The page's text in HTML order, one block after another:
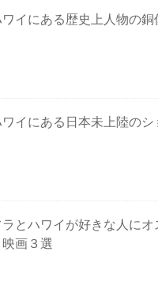
イにある歴史上人物の銅
イにある日本未上陸のシ
ラとハワイが好きな人にオ
映画３選